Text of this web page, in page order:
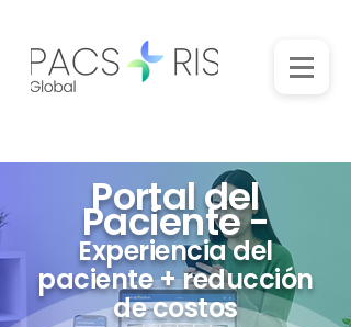
Portal del
Paciente -
Experiencia del
paciente + reducción
de costos